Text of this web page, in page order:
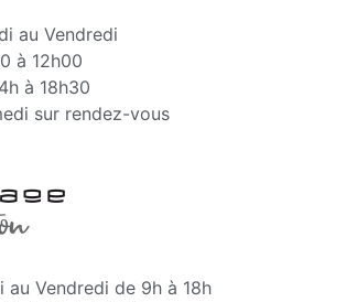
au Vendredi
à 12h00
à 18h30
sur rendez-vous
au Vendredi de 9h à 18h